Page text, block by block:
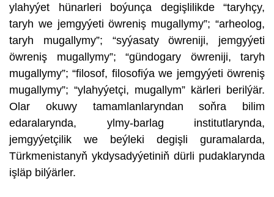
ylahyýet hünarleri boýunça degişlilikde “taryhçy,
taryh we jemgyýeti öwreniş mugallymy”; “arheolog,
taryh mugallymy”; “syýasaty öwreniji, jemgyýeti
öwreniş mugallymy”; “gündogary öwreniji, taryh
mugallymy”; “filosof, filosofiýa we jemgyýeti öwreniş
mugallymy”; “ylahyýetçi, mugallym” kärleri berilýär.
Olar okuwy tamamlanlaryndan soňra bilim
edaralarynda, ylmy-barlag institutlarynda,
jemgyýetçilik we beýleki degişli guramalarda,
Türkmenistanyň ykdysadyýetiniň dürli pudaklarynda
işläp bilýärler.